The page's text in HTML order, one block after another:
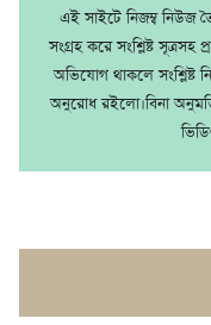
এই সাইটে নিজম্ব নিউজ
সংগ্রহ করে সংশ্লিষ্ট
অভিযোগ থাকলে সংশ্লিষ্ট
অনুরোধ রইলো।বিনা